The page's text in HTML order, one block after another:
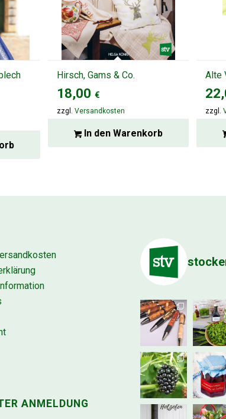
Hirsch, Gams & Co.
18,00 €
zzgl. Versandkosten
In den Warenkorb
Alte
zzgl.
ANMELDUNG